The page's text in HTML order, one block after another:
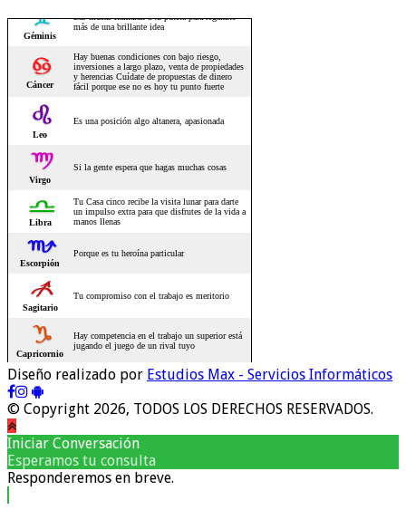
Diseño realizado por Estudios Max - Servicios Informáticos
© Copyright 2026, TODOS LOS DERECHOS RESERVADOS.
Iniciar Conversación
Esperamos tu consulta
Responderemos en breve.